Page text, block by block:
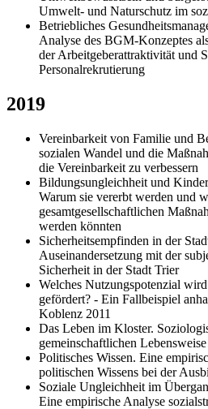
Umwelt- und Naturschutz im
Betriebliches
Analyse des BGM-Konzeptes
der Arbeitgeberattraktivität und
Personalrekrutierung
2019
Vereinbarkeit von Familie und
sozialen Wandel und die
die Vereinbarkeit zu verbessern
Bildungsungleichheit und
Warum sie vererbt werden und
gesamtgesellschaftlichen
werden könnten
Sicherheitsempfinden in der
Auseinandersetzung mit der
Sicherheit in der Stadt Trier
Welches Nutzungspotenzial
gefördert? - Ein Fallbeispiel
Koblenz 2011
Das Leben im Kloster.
gemeinschaftlichen Lebensweise
Politisches Wissen. Eine
politischen Wissens bei der
Soziale Ungleichheit im
Eine empirische Analyse